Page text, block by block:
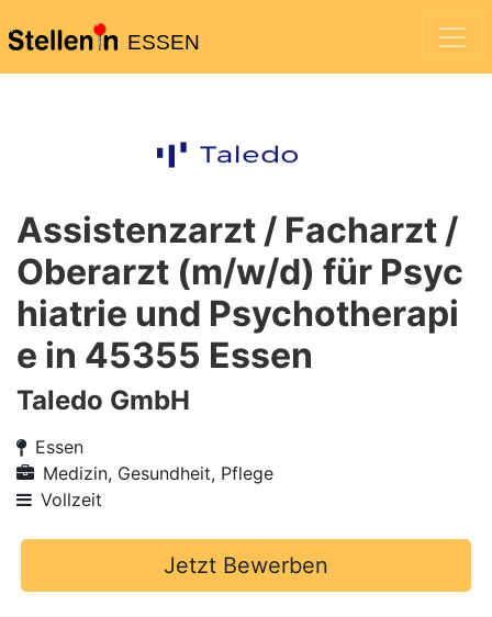
ESSEN
Assistenzarzt / Facharzt /
Oberarzt (m/w/d) für Psyc
hiatrie und Psychotherapi
e in 45355 Essen
Taledo GmbH
Essen
Medizin, Gesundheit, Pflege
Vollzeit
Jetzt Bewerben